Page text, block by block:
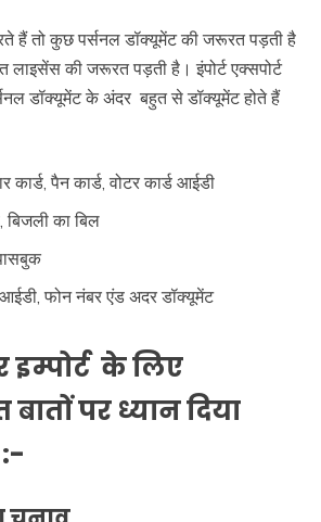
हैं तो कुछ पर्सनल डॉक्यूमेंट की जरूरत पड़ती है
की जरूरत पड़ती है। इंपोर्ट एक्सपोर्ट
डॉक्यूमेंट के अंदर बहुत से डॉक्यूमेंट होते हैं
पैन कार्ड, वोटर कार्ड आईडी
बिजली का बिल
फोन नंबर एंड अदर डॉक्यूमेंट
इम्पोर्ट के लिए
पर ध्यान दिया